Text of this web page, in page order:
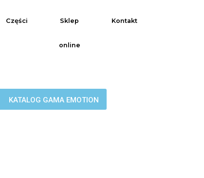
Części Sklep
online
Kontakt
KATALOG GAMA EMOTION